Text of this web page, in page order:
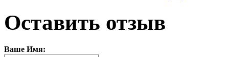
Оставить отзыв
Ваше Имя: